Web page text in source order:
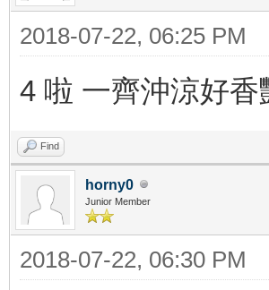
2018-07-22, 06:25 PM
4 啦 一齊沖涼好香
Find
horny0
Junior Member
2018-07-22, 06:30 PM